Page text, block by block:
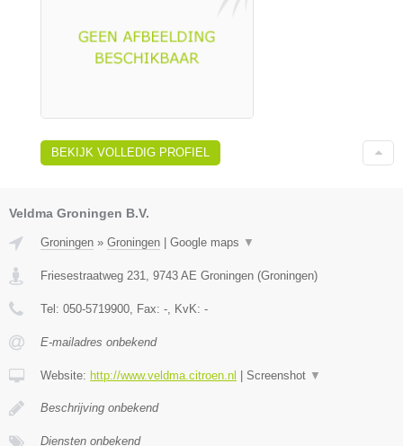
BEKIJK VOLLEDIG PROFIEL
Veldma Groningen B.V.
Groningen » Groningen Google maps ▼
Friesestraatweg 231 9743 AE Groningen (Groningen)
Tel: 050-5719900 , Fax: - , KvK: -
E-mailadres onbekend
Website: http://www.veldma.citroen.nl Screenshot ▼
Beschrijving onbekend
Diensten onbekend